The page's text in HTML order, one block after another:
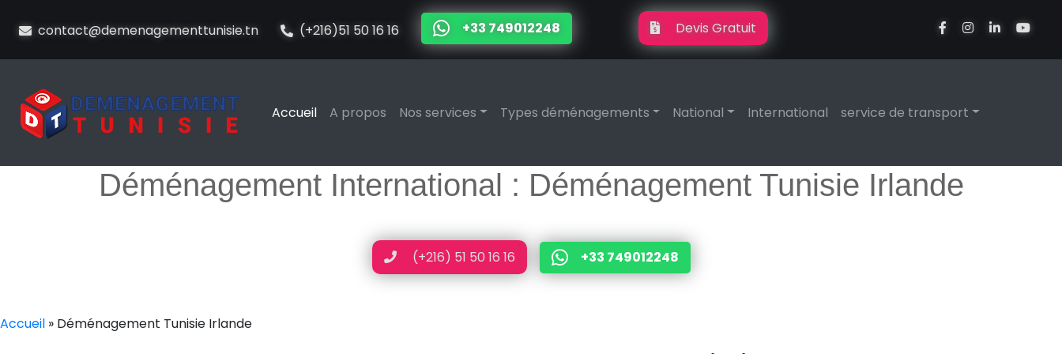
contact@demenagementtunisie.tn (+216)51 50 16 16 +33 749012248 Devis Gratuit
Accueil A propos Nos services Types déménagements National International service de transport
Déménagement International : Déménagement Tunisie Irlande
(+216) 51 50 16 16 +33 749012248
Accueil » Déménagement Tunisie Irlande